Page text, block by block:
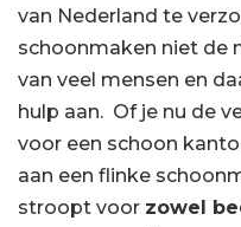
van Nederland te
schoonmaken niet de
van veel mensen en
hulp aan. Of je nu de
voor een schoon
aan een flinke
stroopt voor zowel